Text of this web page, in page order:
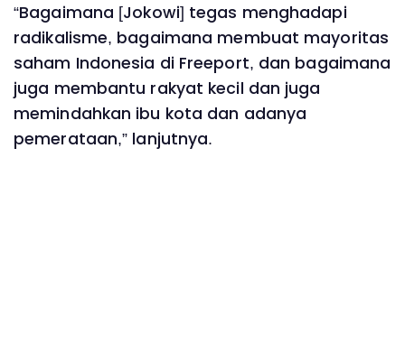
“Bagaimana [Jokowi] tegas menghadapi
radikalisme, bagaimana membuat mayoritas
saham Indonesia di Freeport, dan bagaimana
juga membantu rakyat kecil dan juga
memindahkan ibu kota dan adanya
pemerataan,” lanjutnya.